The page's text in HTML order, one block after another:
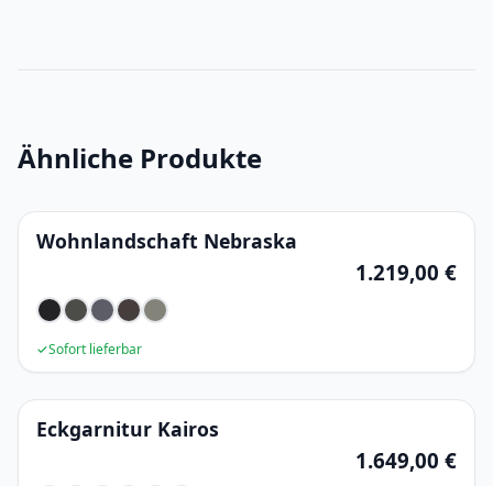
Ähnliche Produkte
Wohnlandschaft Nebraska
1.219,00 €
✓Sofort lieferbar
Eckgarnitur Kairos
1.649,00 €